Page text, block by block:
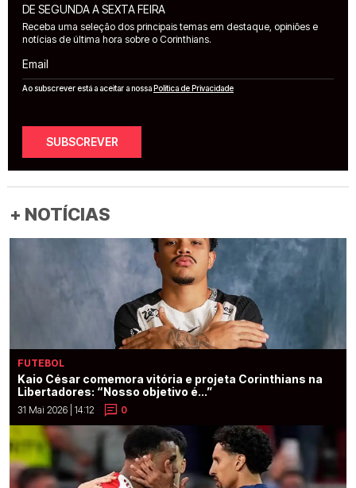
DE SEGUNDA A SEXTA FEIRA
Receba uma seleção dos principais temas em destaque, opiniões e
notícias de última hora sobre o Corinthians.
Email
Ao subscrever está a aceitar a nossaPolítica de Privacidade
SUBSCREVER
+ NOTÍCIAS
FUTEBOL
Kaio César comemora vitória e projeta Corinthians na
Libertadores: “Nosso objetivo é...”
31 Mai 2026 | 14:12 0